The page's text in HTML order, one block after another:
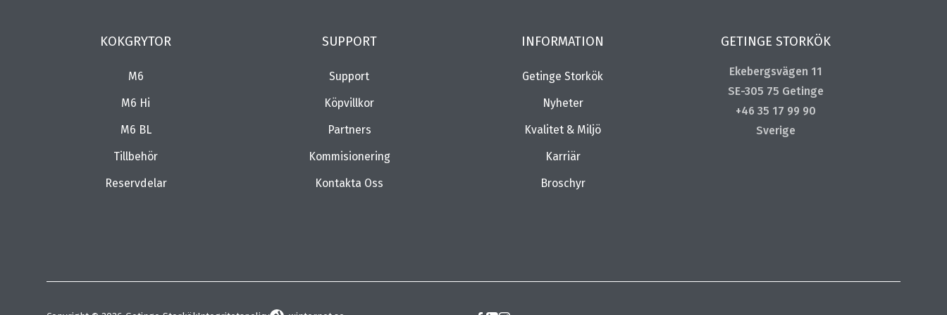
KOKGRYTOR
M6
M6 Hi
M6 BL
Tillbehör
Reservdelar
SUPPORT
Support
Köpvillkor
Partners
Kommisionering
Kontakta Oss
INFORMATION
Getinge Storkök
Nyheter
Kvalitet & Miljö
Karriär
Broschyr
GETINGE STORKÖK
Ekebergsvägen 11
SE-305 75 Getinge
+46 35 17 99 90
Sverige